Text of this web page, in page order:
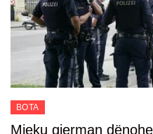
BOTA
Mjeku gjerman